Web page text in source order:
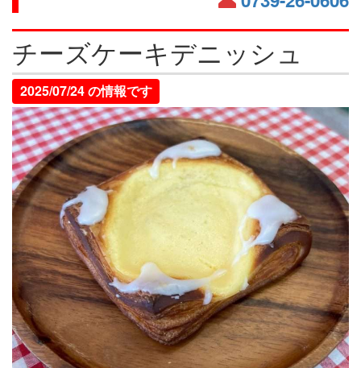
チーズケーキデニッシュ
2025/07/24 の情報です